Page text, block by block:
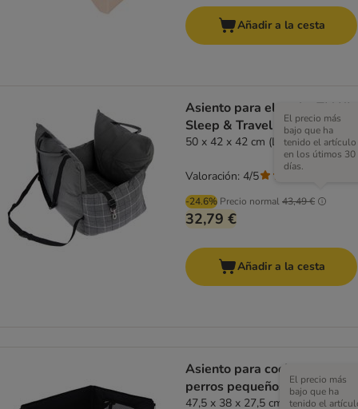
Añadir a la cesta
Asiento para el coche TIAKI
Sleep & Travel para perros
50 x 42 x 42 cm (L x An x Al)
-24.6% Precio normal43,49 €
El precio más
bajo que ha
tenido el artículo
en los útimos 30
días.
32,79 €
Valoración: 4/5
Añadir a la cesta
Asiento para coches para
perros pequeños y gatos
47,5 x 38 x 27,5 cm (An x P x Al)
El precio más
bajo que ha
tenido el